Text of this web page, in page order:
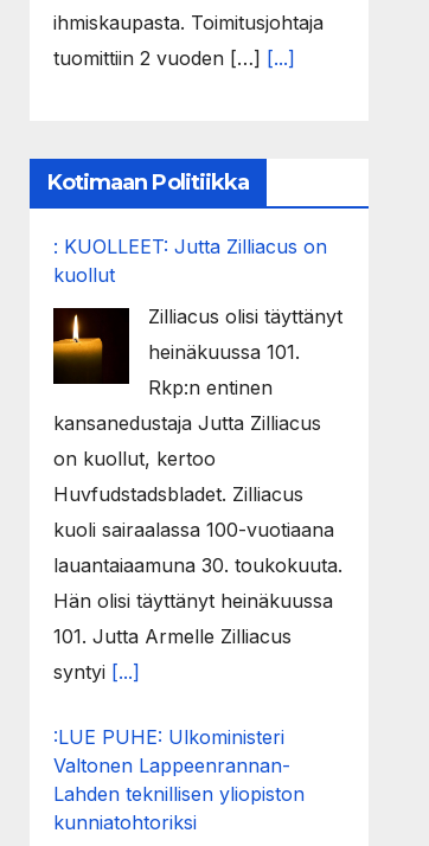
ihmiskaupasta. Toimitusjohtaja
tuomittiin 2 vuoden […] [...]
Kotimaan Politiikka
: KUOLLEET: Jutta Zilliacus on
kuollut
Zilliacus olisi täyttänyt
heinäkuussa 101.
Rkp:n entinen
kansanedustaja Jutta Zilliacus
on kuollut, kertoo
Huvfudstadsbladet. Zilliacus
kuoli sairaalassa 100-vuotiaana
lauantaiaamuna 30. toukokuuta.
Hän olisi täyttänyt heinäkuussa
101. Jutta Armelle Zilliacus
syntyi [...]
:LUE PUHE: Ulkoministeri
Valtonen Lappeenrannan-
Lahden teknillisen yliopiston
kunniatohtoriksi